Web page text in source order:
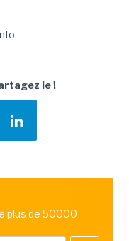
le !
plus de 50000